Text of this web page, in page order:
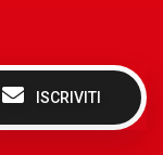
ISCRIVITI